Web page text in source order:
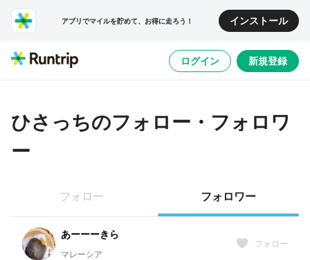
アプリでマイルを貯めて、お得に走ろう！ インストール
ログイン 新規登録
ひさっちのフォロー・フォロワ
ー
フォロー フォロワー
あーーーきら
マレーシア
フォロー